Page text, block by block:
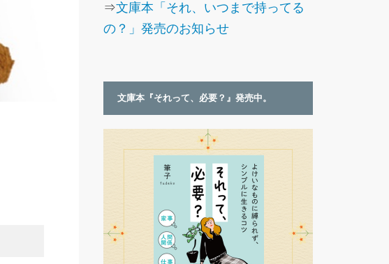
⇒文庫本「それ、いつまで持ってる
の？」発売のお知らせ
文庫本『それって、必要？』発売中。